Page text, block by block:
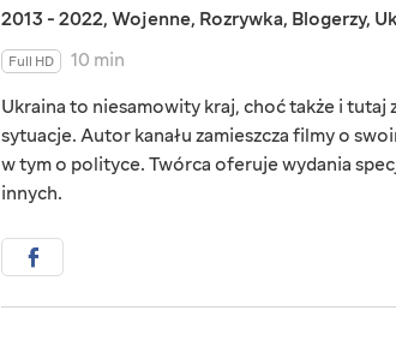
2013 - 2022, Wojenne, Rozrywka, Blogerzy,
Full HD
10 min
Ukraina to niesamowity kraj, choć także i tutaj
sytuacje. Autor kanału zamieszcza filmy o
w tym o polityce. Twórca oferuje wydania
innych.